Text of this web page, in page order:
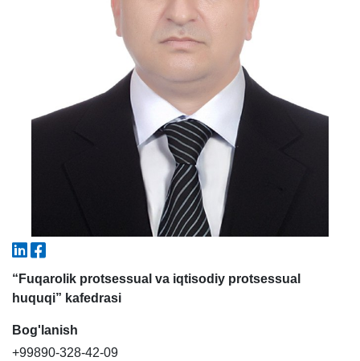
“Fuqarolik protsessual va iqtisodiy protsessual
huquqi” kafedrasi
Bog'lanish
+99890-328-42-09
✉️ Adminga yozish